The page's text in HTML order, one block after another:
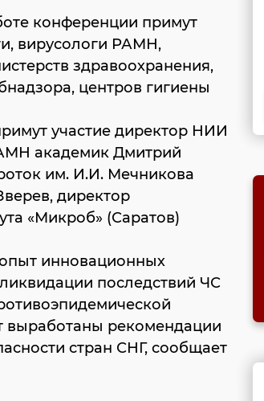
конференции примут
вирусологи РАМН,
здравоохранения,
центров гигиены
участие директор НИИ
академик Дмитрий
им. И.И. Мечникова
директор
«Микроб» (Саратов)
инновационных
последствий ЧС
выработаны рекомендации
стран СНГ, сообщает